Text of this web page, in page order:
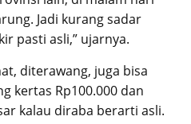
Jadi kurang sadar
pasti asli,” ujarnya.
diterawang, juga bisa
kertas Rp100.000 dan
kalau diraba berarti asli.